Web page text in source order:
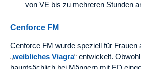
von VE bis zu mehreren Stunden
Cenforce FM
Cenforce FM wurde speziell für Frauen
„weibliches Viagra“ entwickelt.